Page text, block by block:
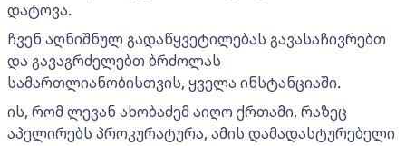
დატოვა.
ჩვენ აღნიშნულ გადაწყვეტილებას გავასაჩივრებთ
და გავაგრძელებთ ბრძოლას
სამართლიანობისთვის, ყველა ინსტანციაში.
ის, რომ ლევან ახობაძემ აიღო ქრთამი, რაზეც
აპელირებს პროკურატურა, ამის დამადასტურებელი